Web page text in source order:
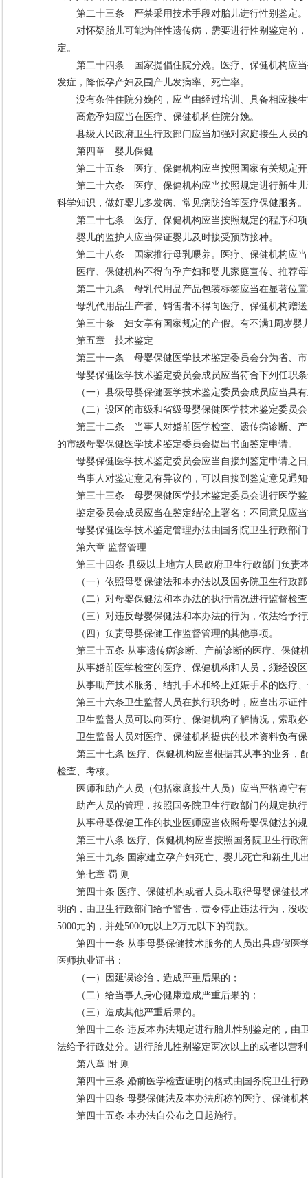
第二十三条 严禁采用技术手段对胎儿进行性别鉴定。
对怀疑胎儿可能为伴性遗传病，需要进行性别鉴定的
定。
第二十四条 国家提倡住院分娩。医疗、保健机构应
发症，降低孕产妇及围产儿发病率、死亡率。
没有条件住院分娩的，应当由经过培训、具备相应接
高危孕妇应当在医疗、保健机构住院分娩。
县级人民政府卫生行政部门应当加强对家庭接生人员
第四章 婴儿保健
第二十五条 医疗、保健机构应当按照国家有关规定
第二十六条 医疗、保健机构应当按照规定进行新生
科学知识，做好婴儿多发病、常见病防治等医疗保健服务。
第二十七条 医疗、保健机构应当按照规定的程序和
婴儿的监护人应当保证婴儿及时接受预防接种。
第二十八条 国家推行母乳喂养。医疗、保健机构应
医疗、保健机构不得向孕产妇和婴儿家庭宣传、推荐
第二十九条 母乳代用品产品包装标签应当在显著位
母乳代用品生产者、销售者不得向医疗、保健机构赠
第三十条 妇女享有国家规定的产假。有不满1周岁婴
第五章 技术鉴定
第三十一条 母婴保健医学技术鉴定委员会分为省、
母婴保健医学技术鉴定委员会成员应当符合下列任职
（一）县级母婴保健医学技术鉴定委员会成员应当具
（二）设区的市级和省级母婴保健医学技术鉴定委员
第三十二条 当事人对婚前医学检查、遗传病诊断、
的市级母婴保健医学技术鉴定委员会提出书面鉴定申请。
母婴保健医学技术鉴定委员会应当自接到鉴定申请之
当事人对鉴定意见有异议的，可以自接到鉴定意见通
第三十三条 母婴保健医学技术鉴定委员会进行医学
鉴定委员会成员应当在鉴定结论上署名；不同意见应
母婴保健医学技术鉴定管理办法由国务院卫生行政部
第六章 监督管理
第三十四条 县级以上地方人民政府卫生行政部门负责
（一）依照母婴保健法和本办法以及国务院卫生行政
（二）对母婴保健法和本办法的执行情况进行监督检
（三）对违反母婴保健法和本办法的行为，依法给予
（四）负责母婴保健工作监督管理的其他事项。
第三十五条 从事遗传病诊断、产前诊断的医疗、保健
从事婚前医学检查的医疗、保健机构和人员，须经设
从事助产技术服务、结扎手术和终止妊娠手术的医疗
第三十六条卫生监督人员在执行职务时，应当出示证
卫生监督人员可以向医疗、保健机构了解情况，索取
卫生监督人员对医疗、保健机构提供的技术资料负有
第三十七条 医疗、保健机构应当根据其从事的业务，
检查、考核。
医师和助产人员（包括家庭接生人员）应当严格遵守
助产人员的管理，按照国务院卫生行政部门的规定执
从事母婴保健工作的执业医师应当依照母婴保健法的
第三十八条 医疗、保健机构应当按照国务院卫生行政
第三十九条 国家建立孕产妇死亡、婴儿死亡和新生儿
第七章 罚 则
第四十条 医疗、保健机构或者人员未取得母婴保健技
明的，由卫生行政部门给予警告，责令停止违法行为，没
5000元的，并处5000元以上2万元以下的罚款。
第四十一条 从事母婴保健技术服务的人员出具虚假医
医师执业证书：
（一）因延误诊治，造成严重后果的；
（二）给当事人身心健康造成严重后果的；
（三）造成其他严重后果的。
第四十二条 违反本办法规定进行胎儿性别鉴定的，由
法给予行政处分。进行胎儿性别鉴定两次以上的或者以营
第八章 附 则
第四十三条 婚前医学检查证明的格式由国务院卫生行
第四十四条 母婴保健法及本办法所称的医疗、保健机
第四十五条 本办法自公布之日起施行。